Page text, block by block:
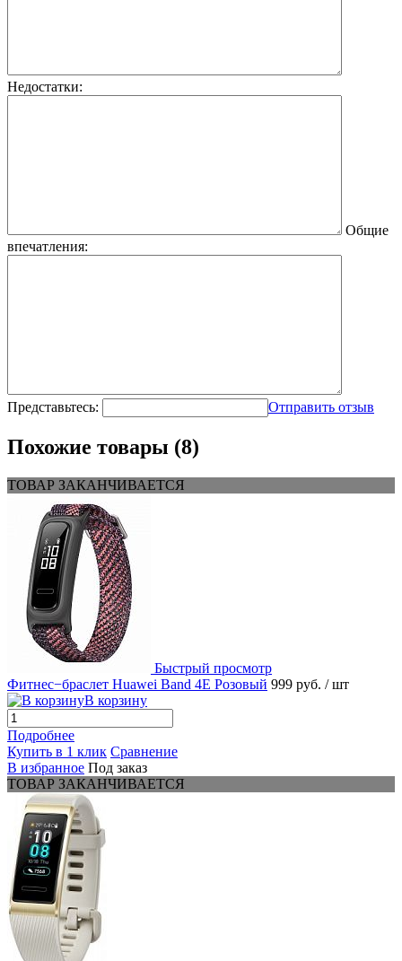
Недостатки:
Общие
впечатления:
Представьтесь: Отправить отзыв
Похожие товары (8)
ТОВАР ЗАКАНЧИВАЕТСЯ
Быстрый просмотр
Фитнес−браслет Huawei Band 4E Розовый 999 руб. / шт
В корзину
Подробнее
Купить в 1 клик Сравнение
В избранное Под заказ
ТОВАР ЗАКАНЧИВАЕТСЯ